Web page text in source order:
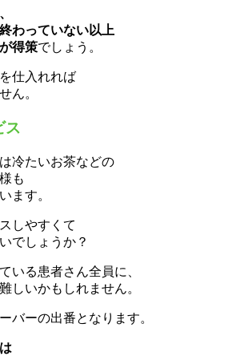
わっていない以上
得策でしょう。
仕入れれば
ん。
ス
冷たいお茶などの
も
ます。
しやすくて
でしょうか？
いる患者さん全員に、
しいかもしれません。
バーの出番となります。